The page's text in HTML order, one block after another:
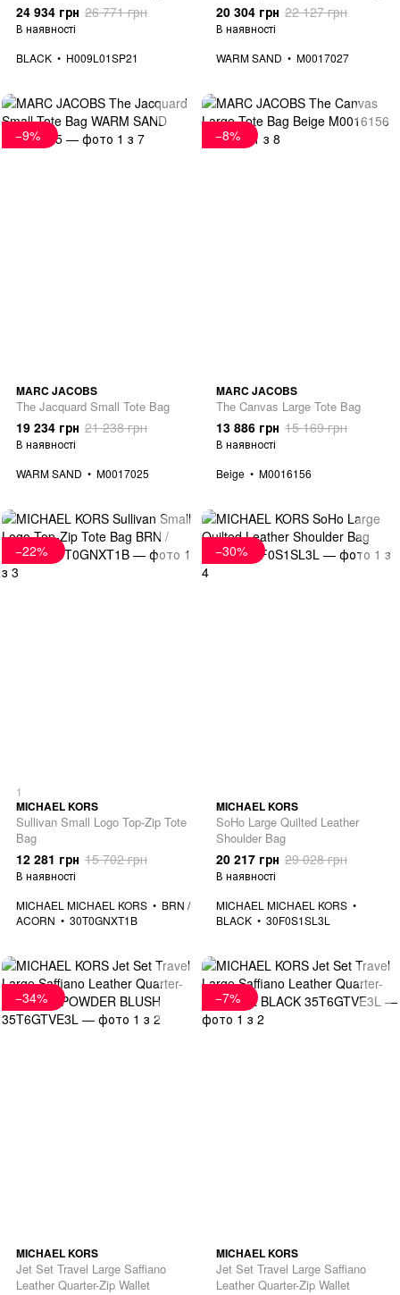
24 934 грн 26 771 грн
В наявності
BLACK
H009L01SP21
20 304 грн 22 127 грн
В наявності
WARM SAND
M0017027
−9%
MARC JACOBS
The Jacquard Small Tote Bag
19 234 грн 21 238 грн
В наявності
WARM SAND
M0017025
−8%
MARC JACOBS
The Canvas Large Tote Bag
13 886 грн 15 169 грн
В наявності
Beige
M0016156
−22%
1
MICHAEL KORS
Sullivan Small Logo Top-Zip Tote
Bag
12 281 грн 15 702 грн
В наявності
MICHAEL MICHAEL KORS
BRN /
ACORN
30T0GNXT1B
−30%
MICHAEL KORS
SoHo Large Quilted Leather
Shoulder Bag
20 217 грн 29 028 грн
В наявності
MICHAEL MICHAEL KORS
BLACK
30F0S1SL3L
−34%
MICHAEL KORS
Jet Set Travel Large Saffiano
Leather Quarter-Zip Wallet
−7%
MICHAEL KORS
Jet Set Travel Large Saffiano
Leather Quarter-Zip Wallet